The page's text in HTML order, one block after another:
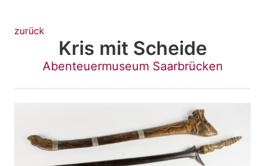
zurück
Kris mit Scheide
Abenteuermuseum Saarbrücken